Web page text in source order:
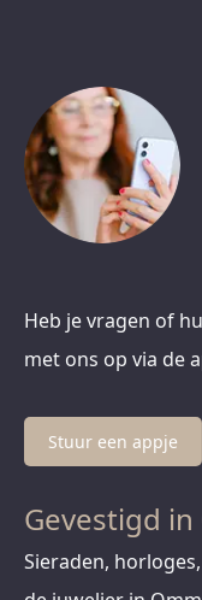
Heb je vragen of
met ons op via de
Stuur een appje
Gevestigd
Sieraden,